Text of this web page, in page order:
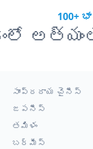
100+
సాంప్రదాయ చైనీస్
జపనీస్
తమిళం
బర్మీస్